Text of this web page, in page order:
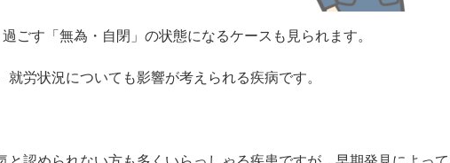
ごす「無為・自閉」の状態になるケースも見られます。
就労状況についても影響が考えられる疾病です。